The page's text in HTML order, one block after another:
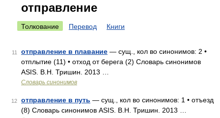
отправление
Толкование Перевод Книги
11 отправление в плавание — сущ., кол во синонимов: 2 •
отплытие (11) • отход от берега (2) Словарь синонимов
ASIS. В.Н. Тришин. 2013 …
Словарь синонимов
12 отправление в путь — сущ., кол во синонимов: 1 • отъезд
(8) Словарь синонимов ASIS. В.Н. Тришин. 2013 …